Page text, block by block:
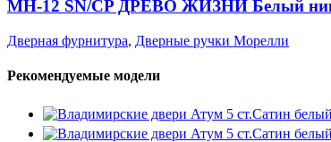
MH-12 SN/CP ДРЕВО ЖИЗНИ Белый
Дверная фурнитура, Дверные ручки Морелли
Рекомендуемые модели
Атум 5 ст.Сатин
Атум 5 ст.Сатин